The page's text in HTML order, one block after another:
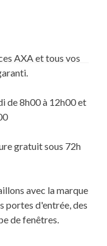
AXA et tous vos
de 8h00 à 12h00 et
gratuit sous 72h
avec la marque
portes d'entrée, des
de fenêtres.